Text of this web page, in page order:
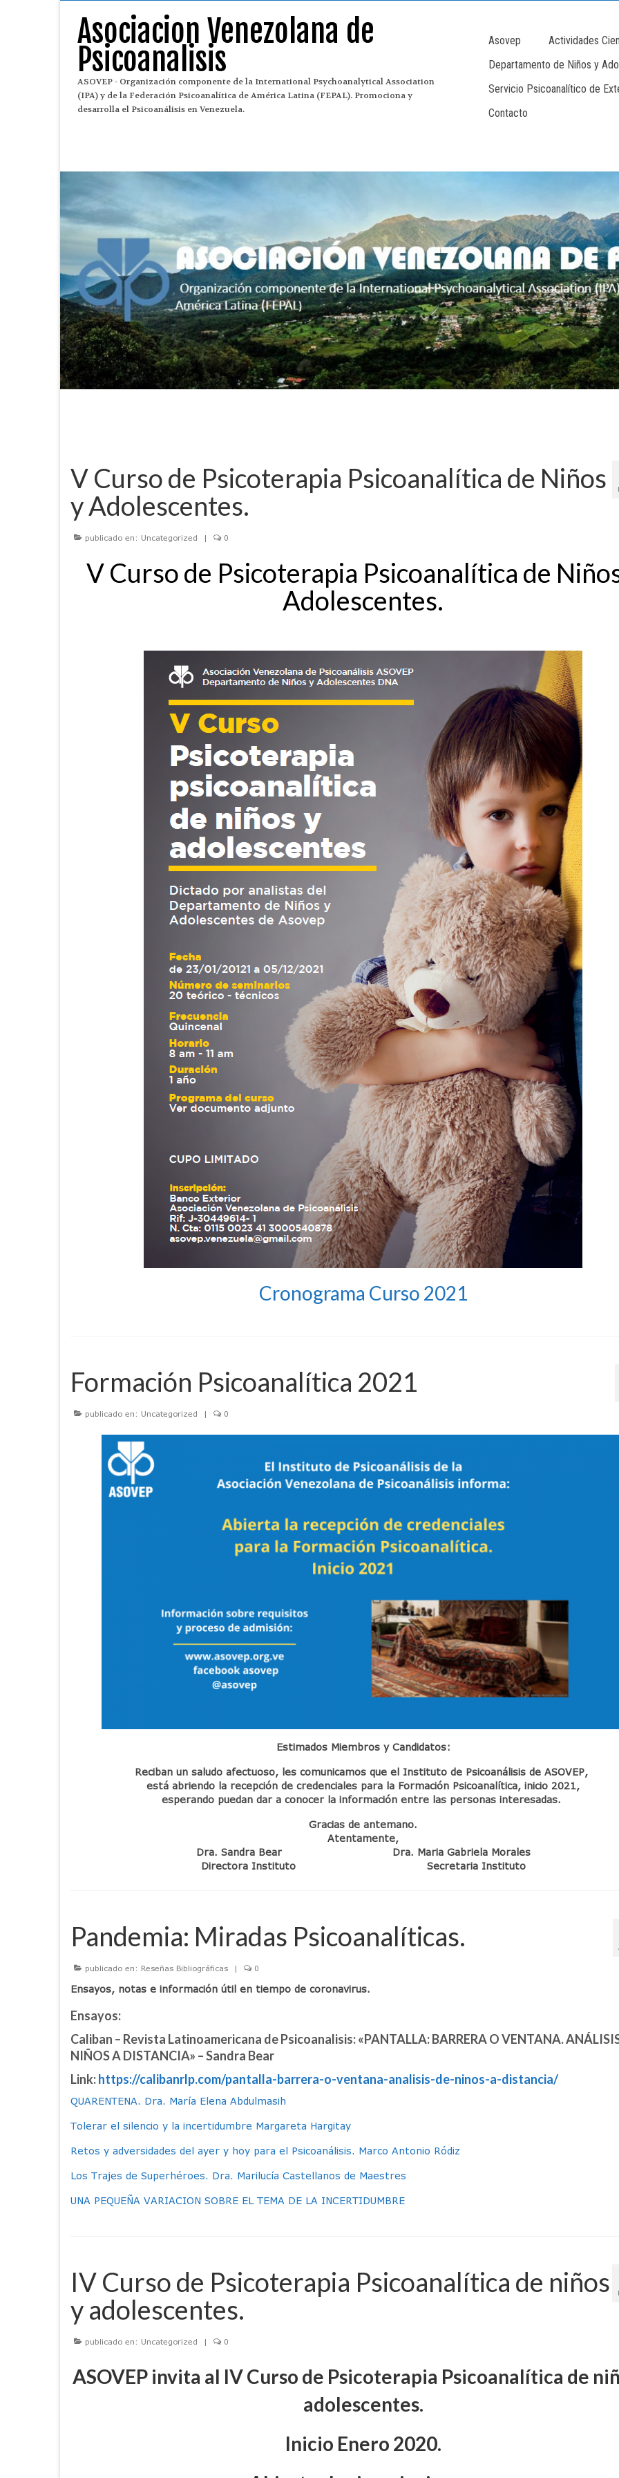
Asociacion Venezolana de
Psicoanalisis
ASOVEP - Organización componente de la International Psychoanalytical Association
(IPA) y de la Federación Psicoanalítica de América Latina (FEPAL). Promociona y
desarrolla el Psicoanálisis en Venezuela.
Asovep Actividades
Departamento de Niños y
Servicio Psicoanalítico de
Contacto
V Curso de Psicoterapia Psicoanalítica de Niños
y Adolescentes.
publicado en: Uncategorized | 0
V Curso de Psicoterapia Psicoanalítica de
Adolescentes.
Cronograma Curso 2021
Formación Psicoanalítica 2021
publicado en: Uncategorized | 0
Estimados Miembros y Candidatos:
Reciban un saludo afectuoso, les comunicamos que el Instituto de Psicoanálisis de ASOVEP,
está abriendo la recepción de credenciales para la Formación Psicoanalítica, inicio 2021,
esperando puedan dar a conocer la información entre las personas interesadas.
Gracias de antemano.
Atentamente,
Dra. Sandra Bear Dra. Maria Gabriela Morales
Directora Instituto Secretaria Instituto
Pandemia: Miradas Psicoanalíticas.
publicado en: Reseñas Bibliográficas | 0
Ensayos, notas e información útil en tiempo de coronavirus.
Ensayos:
Caliban – Revista Latinoamericana de Psicoanalisis: «PANTALLA: BARRERA O VENTANA.
NIÑOS A DISTANCIA» – Sandra Bear
Link:https://calibanrlp.com/pantalla-barrera-o-ventana-analisis-de-ninos-a-distancia/
QUARENTENA. Dra. María Elena Abdulmasih
Tolerar el silencio y la incertidumbre Margareta Hargitay
Retos y adversidades del ayer y hoy para el Psicoanálisis. Marco Antonio Ródiz
Los Trajes de Superhéroes. Dra. Marilucía Castellanos de Maestres
UNA PEQUEÑA VARIACION SOBRE EL TEMA DE LA INCERTIDUMBRE
IV Curso de Psicoterapia Psicoanalítica de niños
y adolescentes.
publicado en: Uncategorized | 0
ASOVEP invita al IV Curso de Psicoterapia Psicoanalítica de
adolescentes.
Inicio Enero 2020.